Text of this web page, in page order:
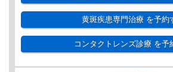
黄斑疾患専門治療を予約
コンタクトレンズ診療を予